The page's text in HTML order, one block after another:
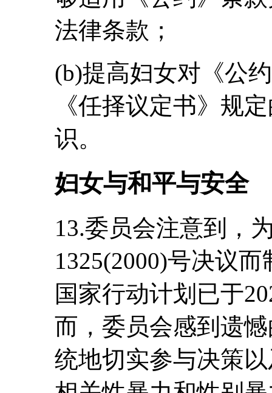
法律条款；
(b)提高妇女对《公
《任择议定书》规
识。
妇女与和平与安全
13.委员会注意到，
1325(2000)号决议
国家行动计划已于
而，委员会感到遗
统地切实参与决策